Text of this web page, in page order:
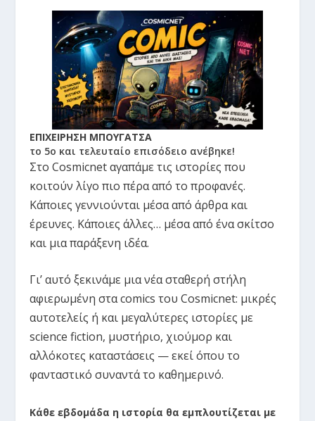
ΕΠΙΧΕΙΡΗΣΗ ΜΠΟΥΓΑΤΣΑ
το 5ο και τελευταίο επισόδειο ανέβηκε!
Στο Cosmicnet αγαπάμε τις ιστορίες που
κοιτούν λίγο πιο πέρα από το προφανές.
Κάποιες γεννιούνται μέσα από άρθρα και
έρευνες. Κάποιες άλλες… μέσα από ένα σκίτσο
και μια παράξενη ιδέα.
Γι’ αυτό ξεκινάμε μια νέα σταθερή στήλη
αφιερωμένη στα comics του Cosmicnet: μικρές
αυτοτελείς ή και μεγαλύτερες ιστορίες με
science fiction, μυστήριο, χιούμορ και
αλλόκοτες καταστάσεις — εκεί όπου το
φανταστικό συναντά το καθημερινό.
Κάθε εβδομάδα η ιστορία θα εμπλουτίζεται με